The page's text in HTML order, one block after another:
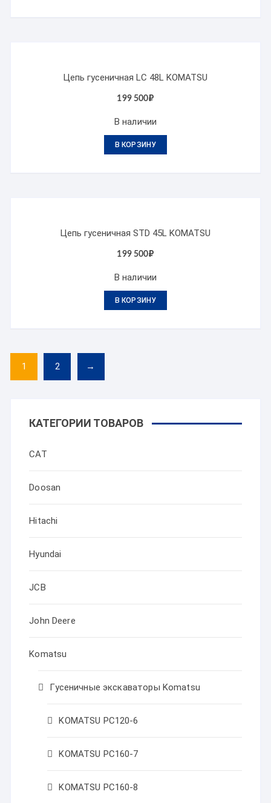
Цепь гусеничная LC 48L KOMATSU
199 500₽
В наличии
В КОРЗИНУ
Цепь гусеничная STD 45L KOMATSU
199 500₽
В наличии
В КОРЗИНУ
1 2 →
КАТЕГОРИИ ТОВАРОВ
CAT
Doosan
Hitachi
Hyundai
JCB
John Deere
Komatsu
Гусеничные экскаваторы Komatsu
KOMATSU PC120-6
KOMATSU PC160-7
KOMATSU PC160-8